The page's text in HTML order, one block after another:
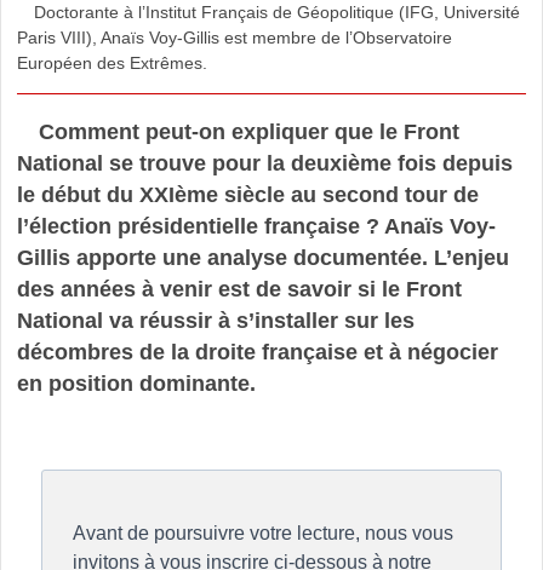
Doctorante à l’Institut Français de Géopolitique (IFG, Université
Paris VIII), Anaïs Voy-Gillis est membre de l’Observatoire
Européen des Extrêmes.
Comment peut-on expliquer que le Front
National se trouve pour la deuxième fois depuis
le début du XXIème siècle au second tour de
l’élection présidentielle française ? Anaïs Voy-
Gillis apporte une analyse documentée. L’enjeu
des années à venir est de savoir si le Front
National va réussir à s’installer sur les
décombres de la droite française et à négocier
en position dominante.